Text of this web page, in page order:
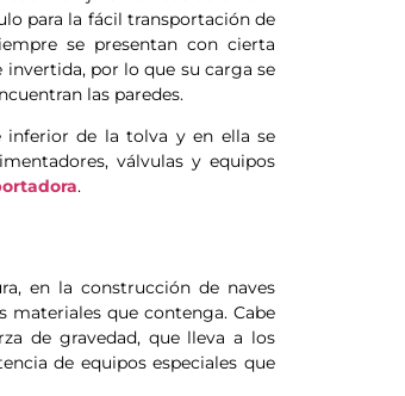
para la fácil transportación de
se presentan con cierta
por lo que su carga se
las paredes.
inferior de la tolva y en ella se
válvulas y equipos
.
en la construcción de naves
que contenga. Cabe
de gravedad, que lleva a los
de equipos especiales que